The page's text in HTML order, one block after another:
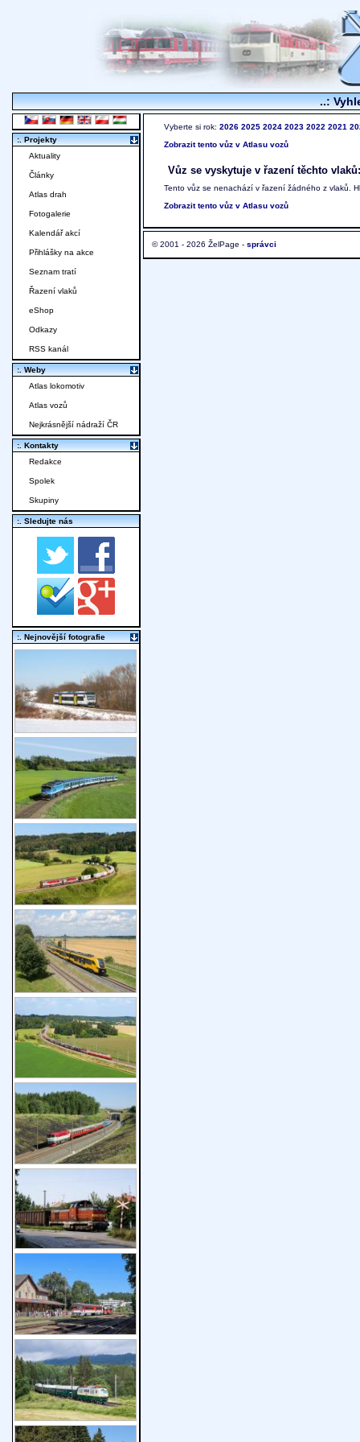
..:
Vyberte si rok: 2026 2025 2024 2023 2022 2021
Zobrazit tento vůz v Atlasu vozů
Vůz se vyskytuje v řazení těchto vlaků:
Tento vůz se nenachází v řazení žádného z vlaků.
Zobrazit tento vůz v Atlasu vozů
© 2001 - 2026 ŽelPage - správci
:. Projekty
Aktuality
Články
Atlas drah
Fotogalerie
Kalendář akcí
Přihlášky na akce
Seznam tratí
Řazení vlaků
eShop
Odkazy
RSS kanál
:. Weby
Atlas lokomotiv
Atlas vozů
Nejkrásnější nádraží ČR
:. Kontakty
Redakce
Spolek
Skupiny
:. Sledujte nás
:. Nejnovější fotografie